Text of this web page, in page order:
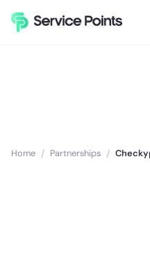
Home / Partnerships /